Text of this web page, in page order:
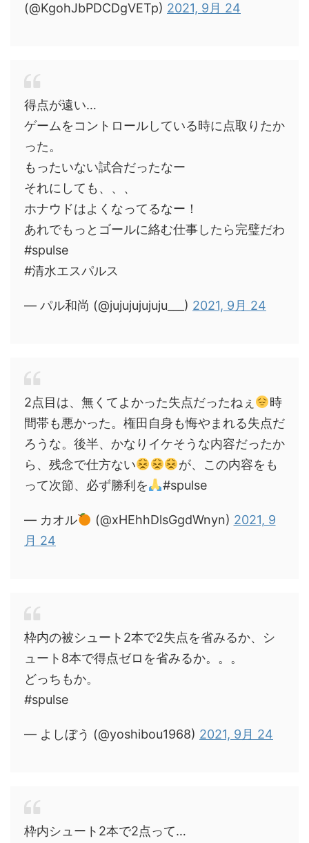
(@KgohJbPDCDgVETp) 2021, 9月 24
得点が遠い…
ゲームをコントロールしている時に点取りたか
った。
もったいない試合だったなー
それにしても、、、
ホナウドはよくなってるなー！
あれでもっとゴールに絡む仕事したら完璧だわ
#spulse
#清水エスパルス
— パル和尚 (@jujujujujuju___) 2021, 9月 24
2点目は、無くてよかった失点だったねぇ
時
間帯も悪かった。権田自身も悔やまれる失点だ
ろうな。後半、かなりイケそうな内容だったか
ら、残念で仕方ない
が、この内容をも
って次節、必ず勝利を
#spulse
— カオル (@xHEhhDlsGgdWnyn) 2021, 9
月 24
枠内の被シュート2本で2失点を省みるか、シ
ュート8本で得点ゼロを省みるか。。。
どっちもか。
#spulse
— よしぼう (@yoshibou1968) 2021, 9月 24
枠内シュート2本で2点って…